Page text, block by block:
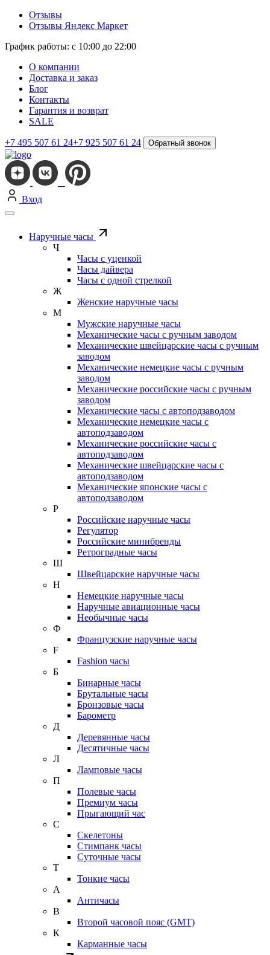
Отзывы
Отзывы Яндекс Маркет
График работы: с 10:00 до 22:00
О компании
Доставка и заказ
Блог
Контакты
Гарантия и возврат
SALE
+7 495 507 61 24+7 925 507 61 24 Обратный звонок
Вход
Наручные часы
Ч
Часы с уценкой
Часы дайвера
Часы с одной стрелкой
Ж
Женские наручные часы
М
Мужские наручные часы
Механические часы с ручным заводом
Механические швейцарские часы с ручным
заводом
Механические немецкие часы с ручным
заводом
Механические российские часы с ручным
заводом
Механические часы с автоподзаводом
Механические немецкие часы с
автоподзаводом
Механические российские часы с
автоподзаводом
Механические швейцарские часы с
автоподзаводом
Механические японские часы с
автоподзаводом
Р
Российские наручные часы
Регулятор
Российские минибренды
Ретроградные часы
Ш
Швейцарские наручные часы
Н
Немецкие наручные часы
Наручные авиационные часы
Необычные часы
Ф
Французские наручные часы
F
Fashion часы
Б
Бинарные часы
Брутальные часы
Бронзовые часы
Барометр
Д
Деревянные часы
Десятичные часы
Л
Ламповые часы
П
Полевые часы
Премиум часы
Прыгающий час
С
Скелетоны
Стимпанк часы
Суточные часы
Т
Тонкие часы
А
Античасы
В
Второй часовой пояс (GMT)
К
Карманные часы